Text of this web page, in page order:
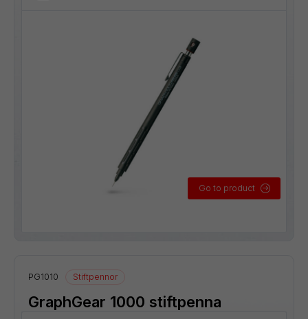
Go to product
PG1010 Stiftpennor
GraphGear 1000 stiftpenna